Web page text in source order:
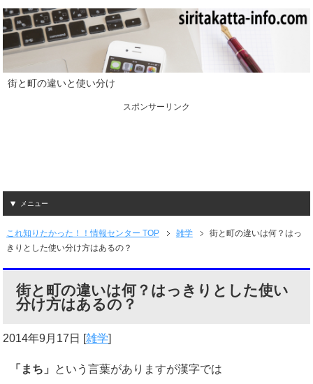
街と町の違いと使い分け
スポンサーリンク
メニュー
これ知りたかった！！情報センター TOP 雑学
街と町の違いは何？はっ
きりとした使い分け方はあるの？
街と町の違いは何？はっきりとした使い
分け方はあるの？
2014年9月17日 [雑学]
「まち」 という言葉がありますが漢字では